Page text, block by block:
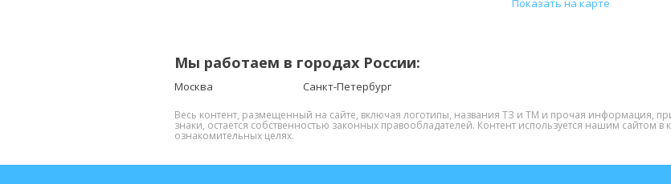
CLAA154WA06-A
CLAA154WB04-AN
CLAA154WB04-N
CLAA154WB05-A
CLAA154WB05-AN
LP154W01
LP154W01(A1)
LP154W01(A3)
LP154W01(A3)(K1)
LP154W01(A3)(K6)
LP154W01(A5)
LP154W01(A5)(K1)
Показать на карте
Мы работаем в городах России:
Москва Санкт-Петербург
Весь контент, размещенный на сайте, включая логотипы, названия ТЗ и ТМ и прочая информация,
знаки, остается собственностью законных правообладателей. Контент используется нашим сайтом в
ознакомительных целях.